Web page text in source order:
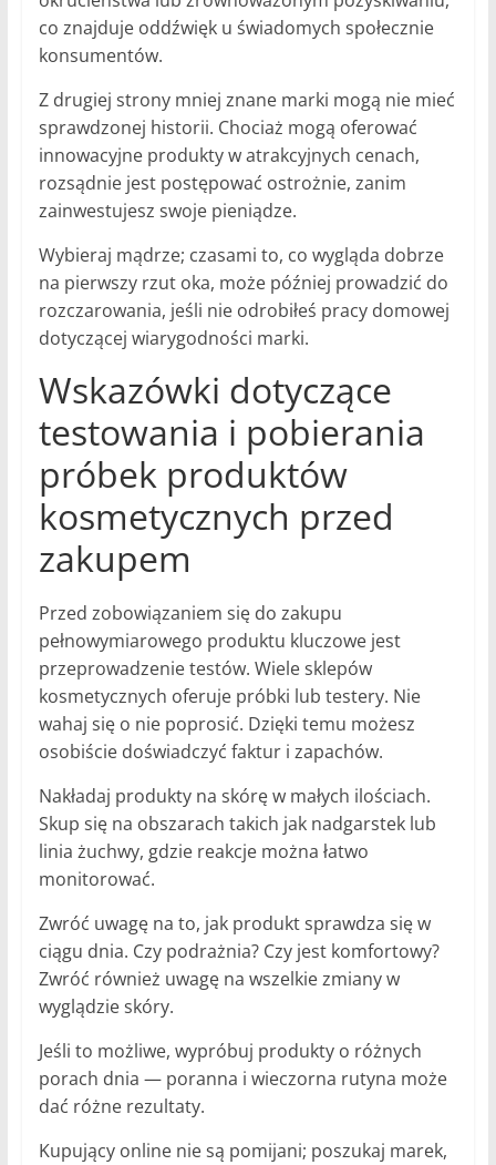
co znajduje oddźwięk u świadomych społecznie
konsumentów.
Z drugiej strony mniej znane marki mogą nie mieć
sprawdzonej historii. Chociaż mogą oferować
innowacyjne produkty w atrakcyjnych cenach,
rozsądnie jest postępować ostrożnie, zanim
zainwestujesz swoje pieniądze.
Wybieraj mądrze; czasami to, co wygląda dobrze
na pierwszy rzut oka, może później prowadzić do
rozczarowania, jeśli nie odrobiłeś pracy domowej
dotyczącej wiarygodności marki.
Wskazówki dotyczące
testowania i pobierania
próbek produktów
kosmetycznych przed
zakupem
Przed zobowiązaniem się do zakupu
pełnowymiarowego produktu kluczowe jest
przeprowadzenie testów. Wiele sklepów
kosmetycznych oferuje próbki lub testery. Nie
wahaj się o nie poprosić. Dzięki temu możesz
osobiście doświadczyć faktur i zapachów.
Nakładaj produkty na skórę w małych ilościach.
Skup się na obszarach takich jak nadgarstek lub
linia żuchwy, gdzie reakcje można łatwo
monitorować.
Zwróć uwagę na to, jak produkt sprawdza się w
ciągu dnia. Czy podrażnia? Czy jest komfortowy?
Zwróć również uwagę na wszelkie zmiany w
wyglądzie skóry.
Jeśli to możliwe, wypróbuj produkty o różnych
porach dnia — poranna i wieczorna rutyna może
dać różne rezultaty.
Kupujący online nie są pomijani; poszukaj marek,